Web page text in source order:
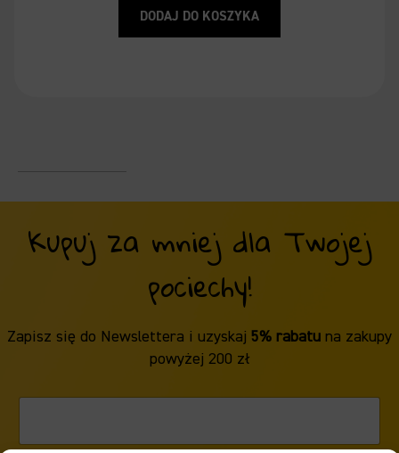
DODAJ DO KOSZYKA
Kupuj za mniej dla Twojej
pociechy!
Zapisz się do Newslettera i uzyskaj 5% rabatu na zakupy
powyżej 200 zł